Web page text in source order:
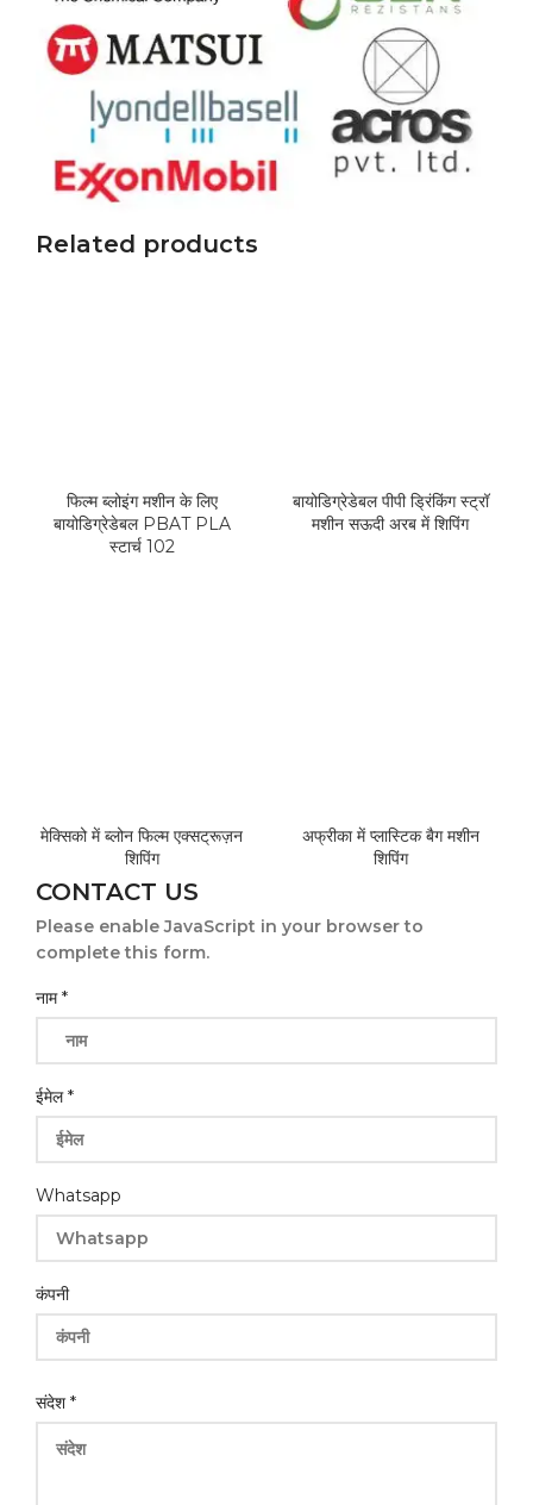
Related products
फिल्म ब्लोइंग मशीन के लिए
बायोडिग्रेडेबल PBAT PLA
स्टार्च 102
बायोडिग्रेडेबल पीपी ड्रिंकिंग स्ट्रॉ
मशीन सऊदी अरब में शिपिंग
मेक्सिको में ब्लोन फिल्म एक्सट्रूज़न
शिपिंग
अफ्रीका में प्लास्टिक बैग मशीन
शिपिंग
CONTACT US
Please enable JavaScript in your browser to
complete this form.
नाम
नाम*
ईमेल*
Whatsapp
कंपनी
संदेश *